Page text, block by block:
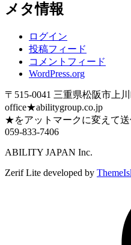
メタ情報
ログイン
投稿フィード
コメントフィード
WordPress.org
〒515-0041 三重県松阪市上
office★abilitygroup.co.jp
★をアットマークに変えて送
059-833-7406
ABILITY JAPAN Inc.
Zerif Lite developed by